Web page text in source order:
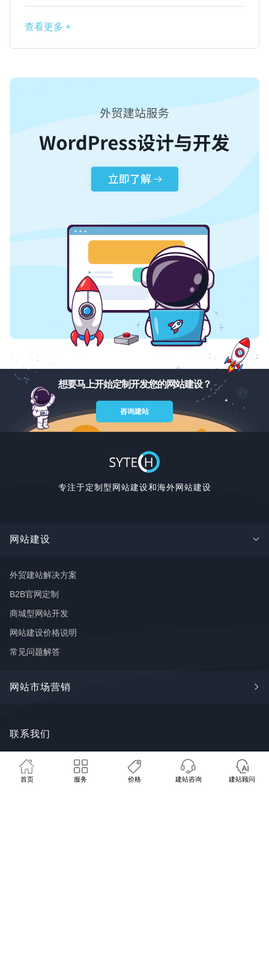
查看更多 +
想要马上开始定制开发您的网站建设？
咨询建站
专注于定制型网站建设和海外网站建设
网站建设
外贸建站解决方案
B2B官网定制
商城型网站开发
网站建设价格说明
常见问题解答
网站市场营销
FaceBook推广
推广学堂
联系我们
广州市番禺区钟村街道长华创意谷18
栋8~9号
首页 服务 价格 建站咨询 建站顾问